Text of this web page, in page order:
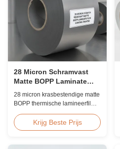
28 Micron Schramvast
Matte BOPP Laminate
Film Corona behandeld
28 micron krasbestendige matte
BOPP thermische lamineerfilm
coronabehandeling,
aangepaste breedte van 360
Krijg Beste Prijs